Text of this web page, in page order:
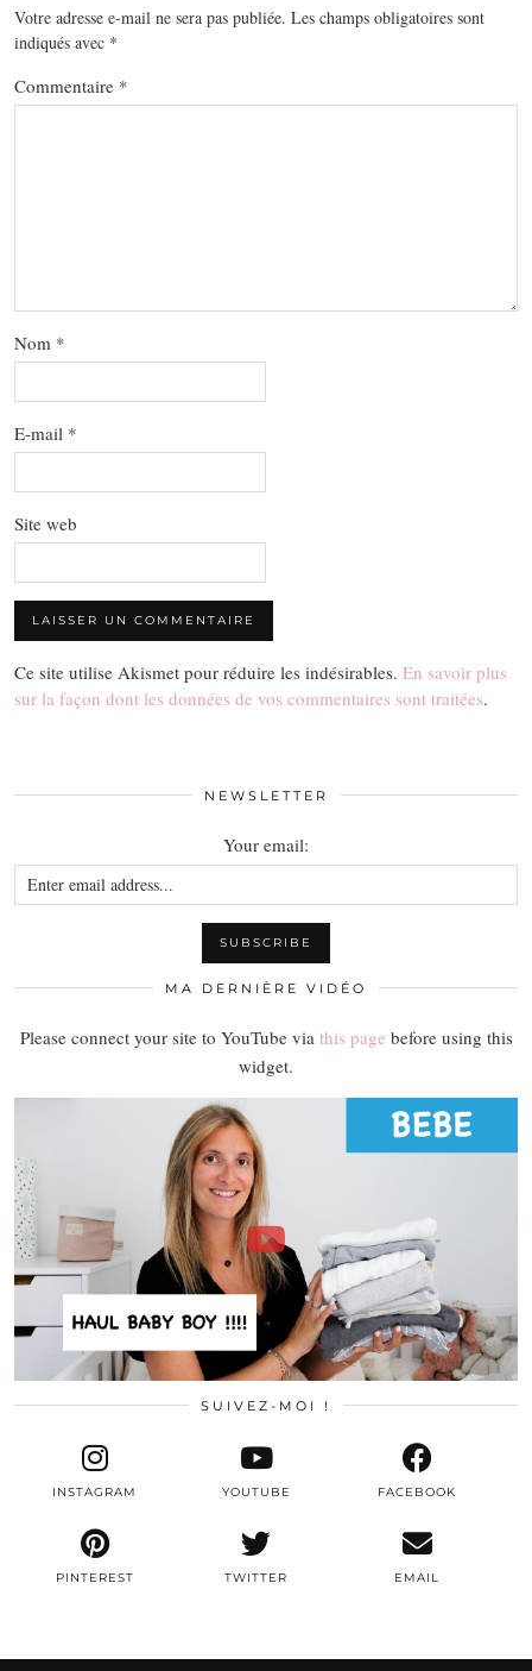
Votre adresse e-mail ne sera pas publiée. Les champs obligatoires sont
indiqués avec *
Commentaire *
Nom *
E-mail *
Site web
Ce site utilise Akismet pour réduire les indésirables. En savoir plus
sur la façon dont les données de vos commentaires sont traitées.
NEWSLETTER
Your email:
MA DERNIÈRE VIDÉO
Please connect your site to YouTube via this page before using this
widget.
SUIVEZ-MOI !
TWITTER
INSTAGRAM FACEBOOK
PINTEREST
YOUTUBE
EMAIL